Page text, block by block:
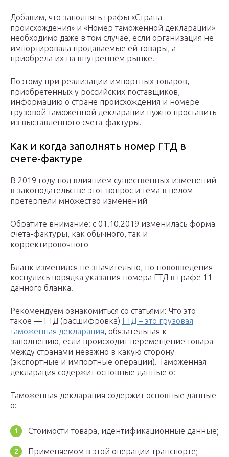
Добавим, что заполнять графы «Страна
происхождения» и «Номер таможенной декларации»
необходимо даже в том случае, если организация не
импортировала продаваемые ей товары, а
приобрела их на внутреннем рынке.
Поэтому при реализации импортных товаров,
приобретенных у российских поставщиков,
информацию о стране происхождения и номере
грузовой таможенной декларации нужно проставить
из выставленного счета-фактуры.
Как и когда заполнять номер ГТД в
счете-фактуре
В 2019 году под влиянием существенных изменений
в законодательстве этот вопрос и тема в целом
претерпели множество изменений
Обратите внимание: с 01.10.2019 изменилась форма
счета-фактуры, как обычного, так и
корректировочного
Бланк изменился не значительно, но нововведения
коснулись порядка указания номера ГТД в графе 11
данного бланка.
Рекомендуем ознакомиться со статьями: Что это
такое — ГТД (расшифровка) ГТД – это грузовая
таможенная декларация, обязательная к
заполнению, если происходит перемещение товара
между странами неважно в какую сторону
(экспортные и импортные операции). Таможенная
декларация содержит основные данные о:
Таможенная декларация содержит основные данные
о:
Стоимости товара, идентификационные данные;
Применяемом в этой операции транспорте;